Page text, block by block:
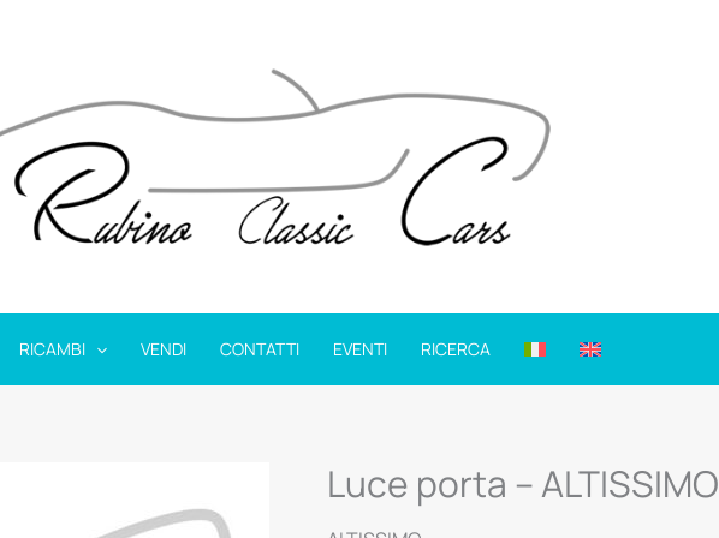
RICAMBI VENDI CONTATTI EVENTI RICERCA
Luce porta – ALTISSIMO